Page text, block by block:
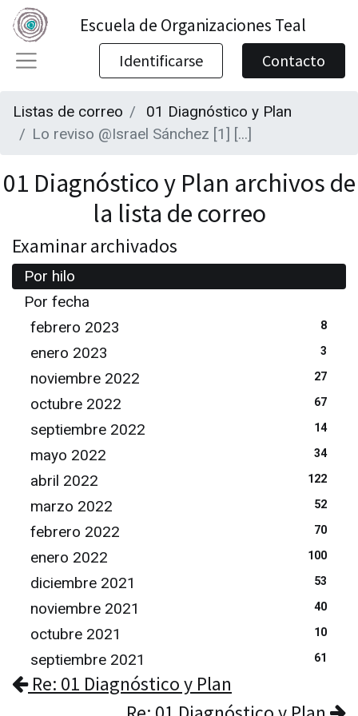
Escuela de Organizaciones Teal
Identificarse Contacto
Listas de correo
01 Diagnóstico y Plan
Lo reviso @Israel Sánchez [1] [...]
01 Diagnóstico y Plan archivos de
la lista de correo
Examinar archivados
Por hilo
Por fecha
febrero 2023
8
enero 2023 3
noviembre 2022 27
octubre 2022 67
septiembre 2022 14
mayo 2022 34
abril 2022 122
marzo 2022 52
febrero 2022 70
enero 2022 100
diciembre 2021 53
noviembre 2021 40
octubre 2021 10
septiembre 2021 61
Re: 01 Diagnóstico y Plan